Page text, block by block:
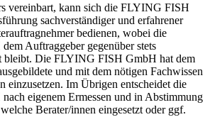
vereinbart, kann sich die FLYING FISH
sachverständiger und erfahrener
bedienen, wobei die
Auftraggeber gegenüber stets
bleibt. Die FLYING FISH GmbH hat dem
und mit dem nötigen Fachwissen
einzusetzen. Im Übrigen entscheidet die
eigenem Ermessen und in Abstimmung
Berater/innen eingesetzt oder ggf.